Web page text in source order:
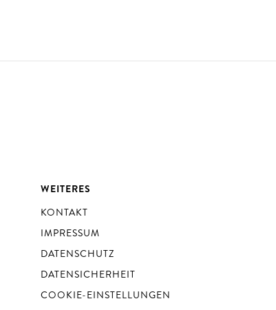
WEITERES
KONTAKT
IMPRESSUM
DATENSCHUTZ
DATENSICHERHEIT
COOKIE-EINSTELLUNGEN